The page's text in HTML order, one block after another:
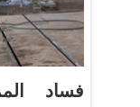
‫فساد